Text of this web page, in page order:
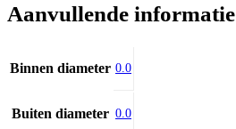
Aanvullende informatie
Binnen diameter 0.0
Buiten diameter 0.0